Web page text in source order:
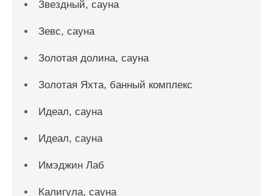
Звездный, сауна
Зевс, сауна
Золотая долина, сауна
Золотая Яхта, банный комплекс
Идеал, сауна
Идеал, сауна
Имэджин Лаб
Калигула, сауна